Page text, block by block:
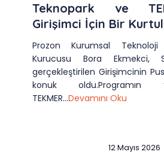
Teknopark ve
Girişimci İçin Bir
Prozon Kurumsal
Kurucusu Bora Ekmekci,
gerçekleştirilen Girişimcinin
konuk oldu.Programın
TEKMER...Devamını Oku
12 Mayıs 2026